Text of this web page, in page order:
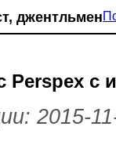
джентльмен
Perspex с
2015-